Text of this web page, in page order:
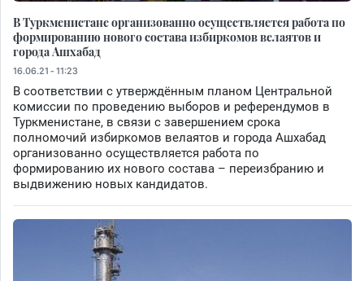
В Туркменистане организованно осуществляется работа по
формированию нового состава избиркомов велаятов и
города Ашхабад
16.06.21 - 11:23
В соответствии с утверждённым планом Центральной
комиссии по проведению выборов и референдумов в
Туркменистане, в связи с завершением срока
полномочий избиркомов велаятов и города Ашхабад
организованно осуществляется работа по
формированию их нового состава – переизбранию и
выдвижению новых кандидатов.